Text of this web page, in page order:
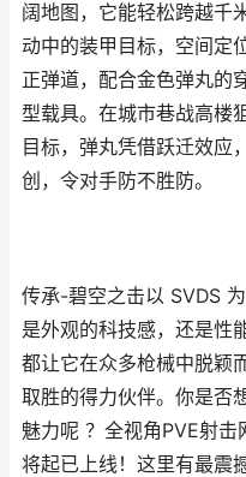
阔地图，它能轻松跨越千
动中的装甲目标，空间定
正弹道，配合金色弹丸的
型载具。在城市巷战高楼
目标，弹丸凭借跃迁效应
创，令对手防不胜防。
传承-碧空之击以 SVDS
是外观的科技感，还是性
都让它在众多枪械中脱颖
取胜的得力伙伴。你是否
魅力呢 ？全视角PVE射
将起已上线！这里有最震